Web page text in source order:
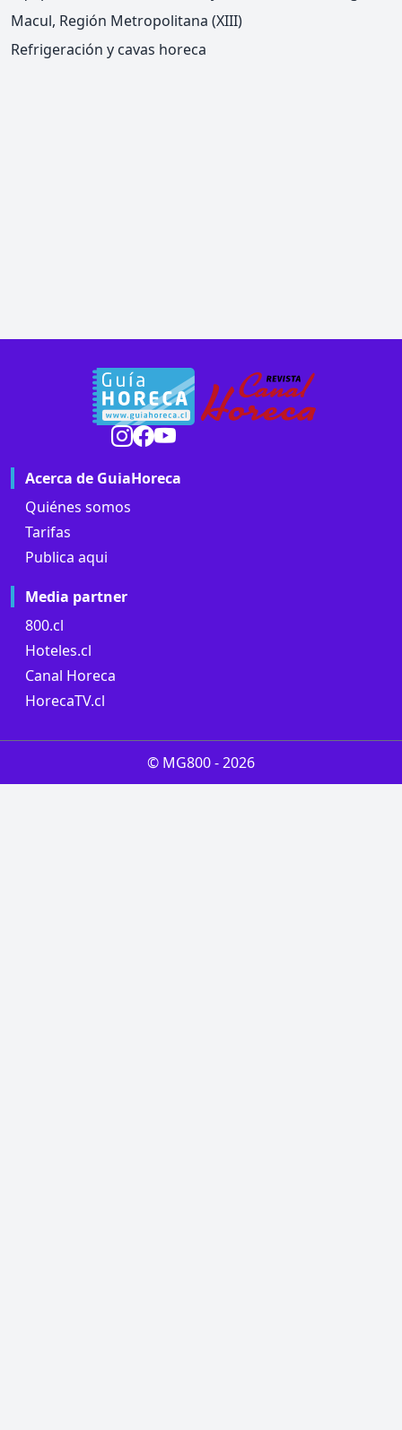
Macul, Región Metropolitana (XIII)
Refrigeración y cavas horeca
Acerca de GuiaHoreca
Quiénes somos
Tarifas
Publica aqui
Media partner
800.cl
Hoteles.cl
Canal Horeca
HorecaTV.cl
© MG800 -2026